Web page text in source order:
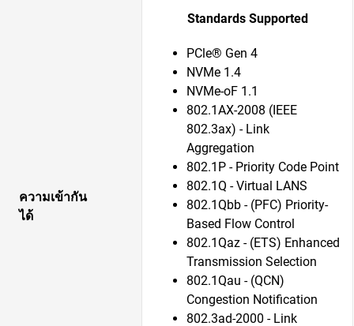
ความเข้ากัน
ได้
Standards Supported
PCle® Gen 4
NVMe 1.4
NVMe-oF 1.1
802.1AX-2008 (IEEE
802.3ax) - Link
Aggregation
802.1P - Priority Code Point
802.1Q - Virtual LANS
802.1Qbb - (PFC) Priority-
Based Flow Control
802.1Qaz - (ETS) Enhanced
Transmission Selection
802.1Qau - (QCN)
Congestion Notification
802.3ad-2000 - Link